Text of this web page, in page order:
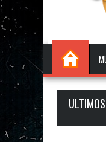
PAREDÃO 17.0 - A
A Favela Ta Gostosa